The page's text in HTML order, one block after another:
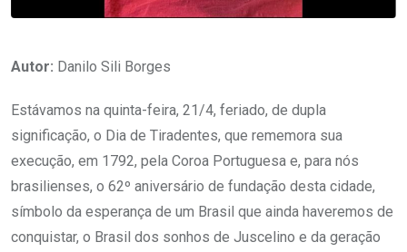
Autor: Danilo Sili Borges
Estávamos na quinta-feira, 21/4, feriado, de dupla
significação, o Dia de Tiradentes, que rememora sua
execução, em 1792, pela Coroa Portuguesa e, para nós
brasilienses, o 62º aniversário de fundação desta cidade,
símbolo da esperança de um Brasil que ainda haveremos de
conquistar, o Brasil dos sonhos de Juscelino e da geração